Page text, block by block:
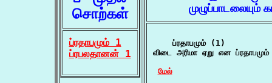
சொற்கள்
ப்ரதாபமும் 1
ப்ரபலதானன் 1
    ப்ரதாபமும் (1)
விடை அரிமா ஏறு என ப்ரதாபமும்
மேல்